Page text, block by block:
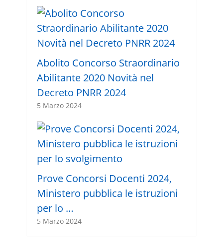
Abolito Concorso Straordinario
Abilitante 2020 Novità nel
Decreto PNRR 2024
5 Marzo 2024
Prove Concorsi Docenti 2024,
Ministero pubblica le istruzioni
per lo …
5 Marzo 2024